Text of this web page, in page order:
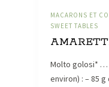
MACARONS ET
SWEET TABLES
Molto golosi* …
environ) : – 85 g